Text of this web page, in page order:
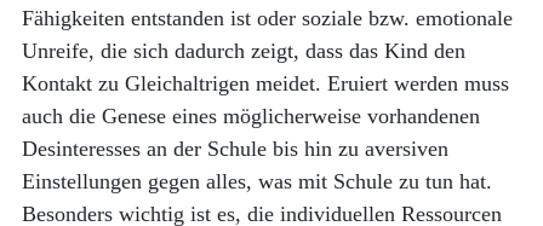
Fähigkeiten entstanden ist oder soziale bzw. emotionale
Unreife, die sich dadurch zeigt, dass das Kind den
Kontakt zu Gleichaltrigen meidet. Eruiert werden muss
auch die Genese eines möglicherweise vorhandenen
Desinteresses an der Schule bis hin zu aversiven
Einstellungen gegen alles, was mit Schule zu tun hat.
Besonders wichtig ist es, die individuellen Ressourcen